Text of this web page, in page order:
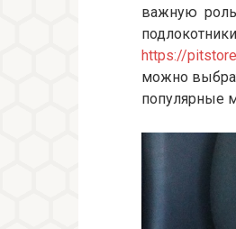
важную роль
https://
можно
популярные